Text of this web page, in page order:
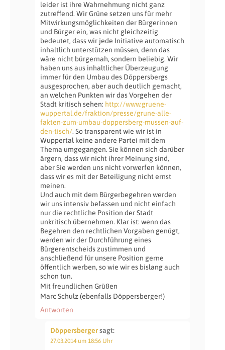
leider ist ihre Wahrnehmung nicht ganz
zutreffend. Wir Grüne setzen uns für mehr
Mitwirkungsmöglichkeiten der Bürgerinnen
und Bürger ein, was nicht gleichzeitig
bedeutet, dass wir jede Initiative automatisch
inhaltlich unterstützen müssen, denn das
wäre nicht bürgernah, sondern beliebig. Wir
haben uns aus inhaltlicher Überzeugung
immer für den Umbau des Döppersbergs
ausgesprochen, aber auch deutlich gemacht,
an welchen Punkten wir das Vorgehen der
Stadt kritisch sehen: http://www.gruene-
wuppertal.de/fraktion/presse/grune-alle-
fakten-zum-umbau-doppersberg-mussen-auf-
den-tisch/. So transparent wie wir ist in
Wuppertal keine andere Partei mit dem
Thema umgegangen. Sie können sich darüber
ärgern, dass wir nicht ihrer Meinung sind,
aber Sie werden uns nicht vorwerfen können,
dass wir es mit der Beteiligung nicht ernst
meinen.
Und auch mit dem Bürgerbegehren werden
wir uns intensiv befassen und nicht einfach
nur die rechtliche Position der Stadt
unkritisch übernehmen. Klar ist: wenn das
Begehren den rechtlichen Vorgaben genügt,
werden wir der Durchführung eines
Bürgerentscheids zustimmen und
anschließend für unsere Position gerne
öffentlich werben, so wie wir es bislang auch
schon tun.
Mit freundlichen Grüßen
Marc Schulz (ebenfalls Döppersberger!)
Antworten
Döppersbergersagt:
27.03.2014 um 18:56 Uhr